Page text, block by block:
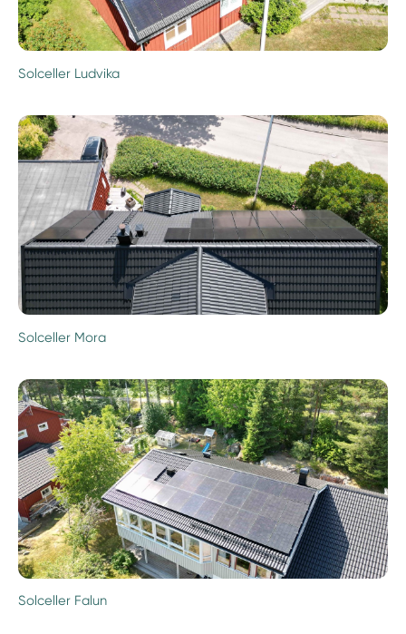
Solceller Ludvika
Solceller Mora
Solceller Falun